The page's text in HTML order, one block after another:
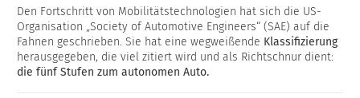
Den Fortschritt von Mobilitätstechnologien hat sich die US-
Organisation „Society of Automotive Engineers“ (SAE) auf die
Fahnen geschrieben. Sie hat eine wegweißende Klassifizierung
herausgegeben, die viel zitiert wird und als Richtschnur dient:
die fünf Stufen zum autonomen Auto.